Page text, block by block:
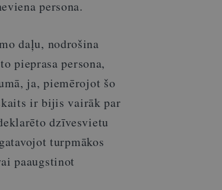
persona.
daļu, nodrošina
pieprasa persona,
ja, piemērojot šo
ir bijis vairāk par
dzīvesvietu
turpmākos
paaugstinot